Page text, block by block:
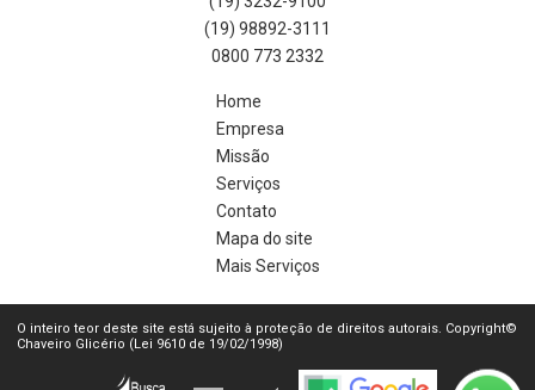
(19) 98892-3111
0800 773 2332
Home
Empresa
Missão
Serviços
Contato
Mapa do site
Mais Serviços
O inteiro teor deste site está sujeito à proteção de direitos autorais. Copyright©
Chaveiro Glicério (Lei 9610 de 19/02/1998)